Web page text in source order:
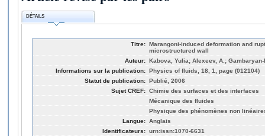
DÉTAILS
Titre: Marangoni-induced deformation and
microstructured wall
Auteur: Kabova, Yulia; Alexeev, A.;
Informations sur la publication: Physics of fluids, 18, 1, page (012104)
Statut de publication: Publié, 2006
Sujet CREF: Chimie des surfaces et des interfaces
Mécanique des fluides
Physique des phénomènes non
Langue: Anglais
Identificateurs: urn:issn:1070-6631